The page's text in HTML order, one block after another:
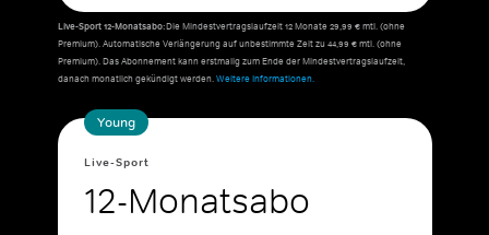
Live-Sport 12-Monatsabo:Die Mindestvertragslaufzeit 12 Monate 29,99 € mtl. (ohne
Premium). Automatische Verlängerung auf unbestimmte Zeit zu 44,99 € mtl. (ohne
Premium). Das Abonnement kann erstmalig zum Ende der Mindestvertragslaufzeit,
danach monatlich gekündigt werden.Weitere Informationen.
Young
Live-Sport
12-Monatsabo